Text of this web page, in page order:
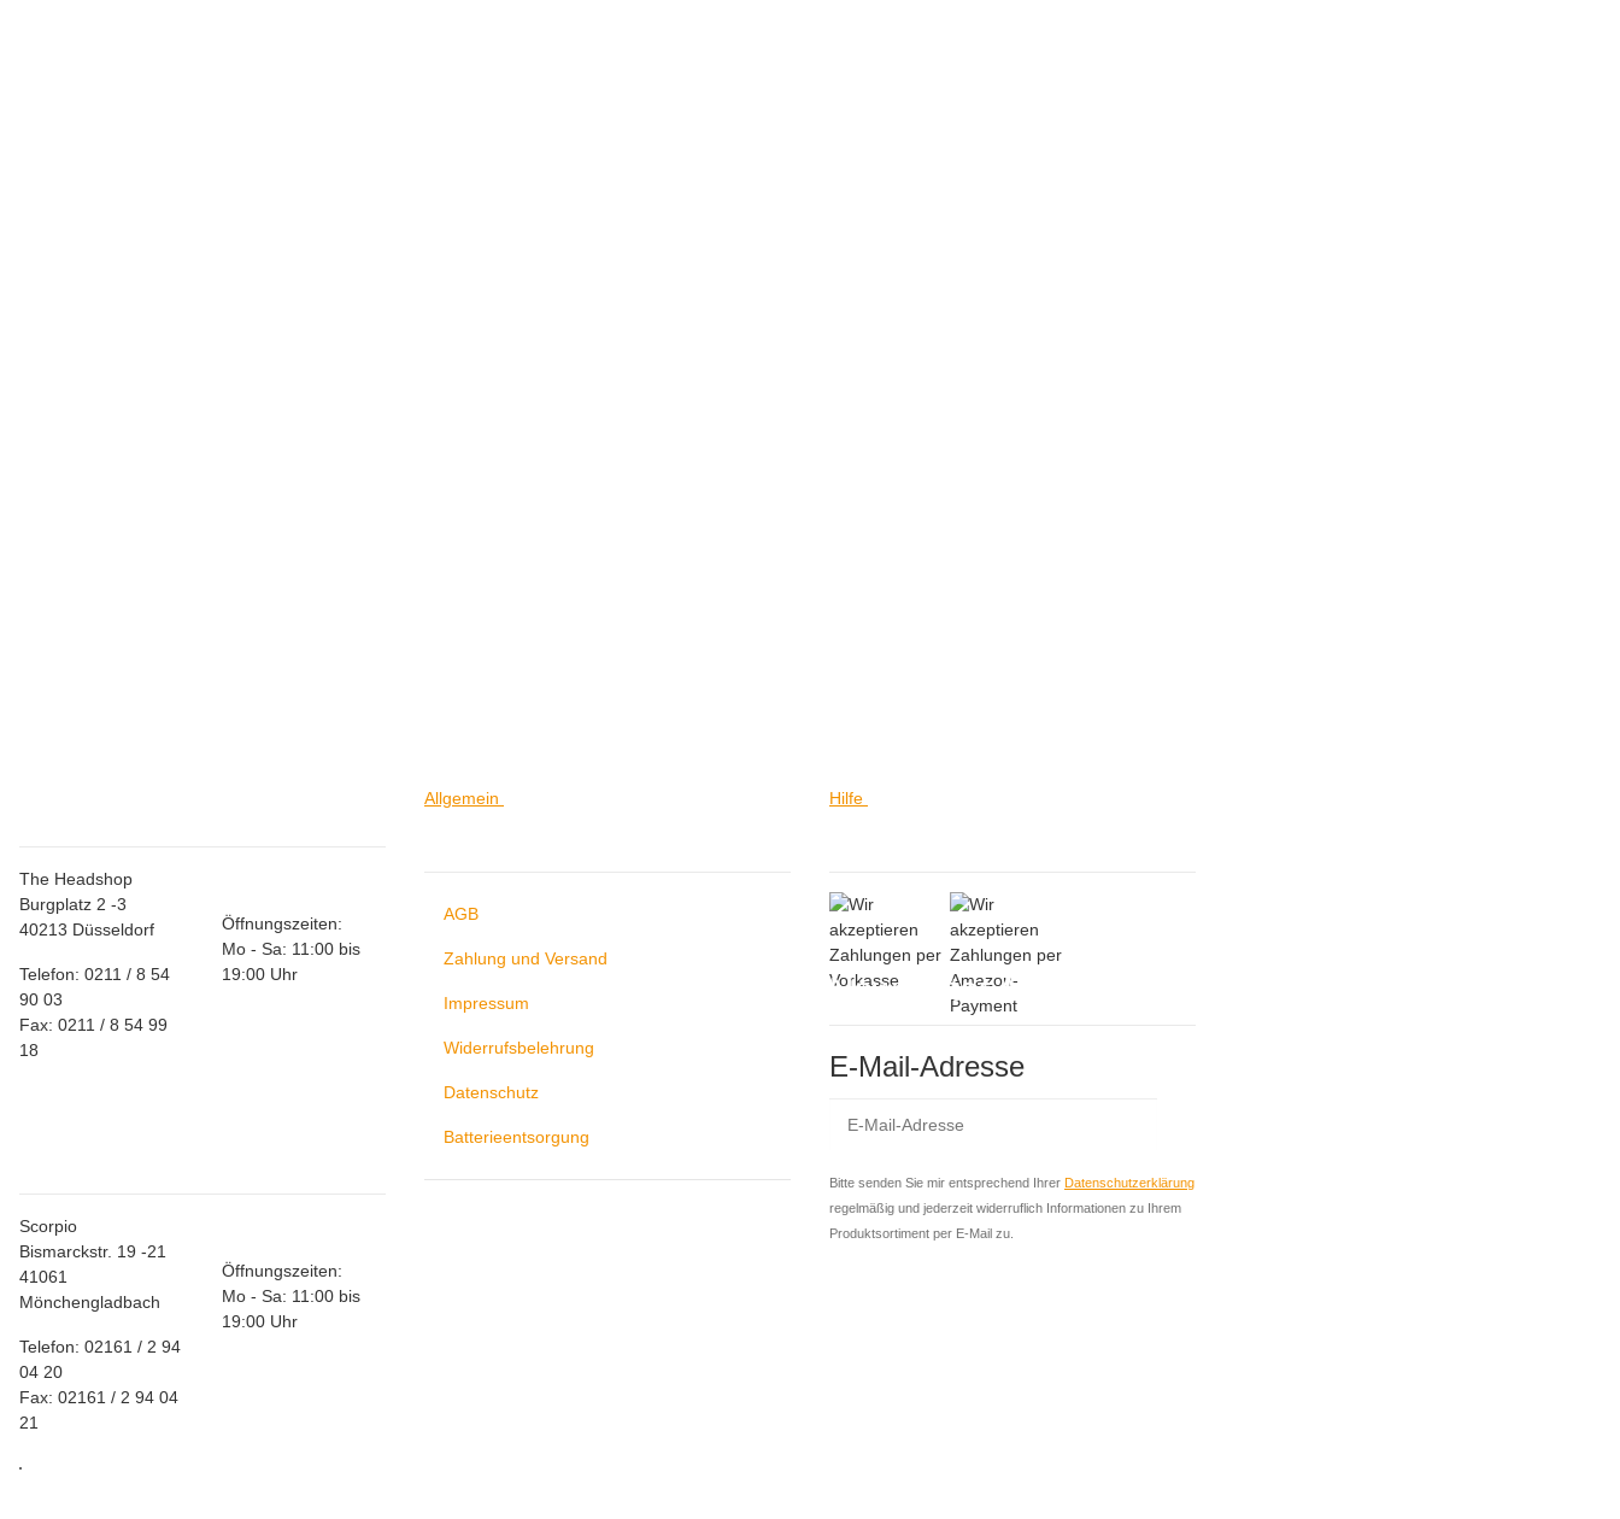
The Headshop
Burgplatz 2 -3
40213 Düsseldorf
Telefon: 0211 / 8 54
90 03
Fax: 0211 / 8 54 99
18
Öffnungszeiten:
Mo - Sa: 11:00 bis
19:00 Uhr
Scorpio
Bismarckstr. 19 -21
41061
Mönchengladbach
Telefon: 02161 / 2 94
04 20
Fax: 02161 / 2 94 04
21
Öffnungszeiten:
Mo - Sa: 11:00 bis
19:00 Uhr
Allgemein
AGB
Zahlung und Versand
Impressum
Widerrufsbelehrung
Datenschutz
Batterieentsorgung
Hilfe
Newsletter Abonnieren
E-Mail-Adresse
Bitte senden Sie mir entsprechend Ihrer Datenschutzerklärung
regelmäßig und jederzeit widerruflich Informationen zu Ihrem
Produktsortiment per E-Mail zu.